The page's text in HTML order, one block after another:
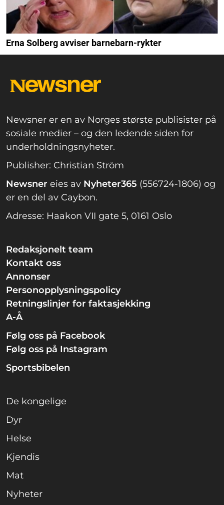
Erna Solberg avviser barnebarn-rykter
Newsner er en av Norges største publisister på
sosiale medier – og den ledende siden for
underholdningsnyheter.
Publisher: Christian Ström
Newsner eies av Nyheter365 (556724-1806) og
er en del av Caybon.
Adresse: Haakon VII gate 5, 0161 Oslo
Redaksjonelt team
Kontakt oss
Annonser
Personopplysningspolicy
Retningslinjer for faktasjekking
A-Å
Følg oss på Facebook
Følg oss på Instagram
Sportsbibelen
De kongelige
Dyr
Helse
Kjendis
Mat
Nyheter